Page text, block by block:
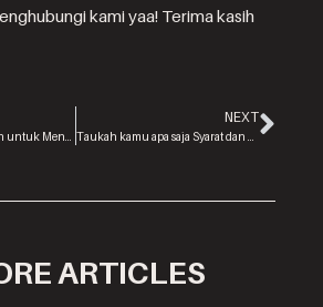
kami yaa! Terima kasih
NEXT
ARTICLES